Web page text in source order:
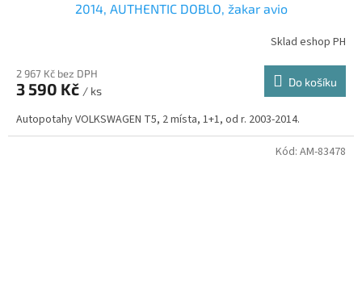
2014, AUTHENTIC DOBLO, žakar avio
Sklad eshop PH
2 967 Kč bez DPH
3 590 Kč / ks
Do košíku
Autopotahy VOLKSWAGEN T5, 2 místa, 1+1, od r. 2003-2014.
Kód: AM-83478